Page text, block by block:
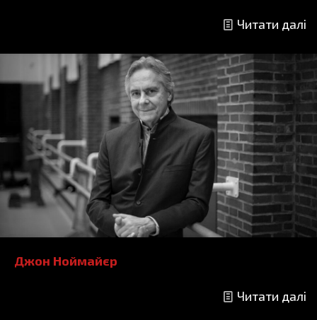
Читати далі
Джон Ноймайєр
Читати далі